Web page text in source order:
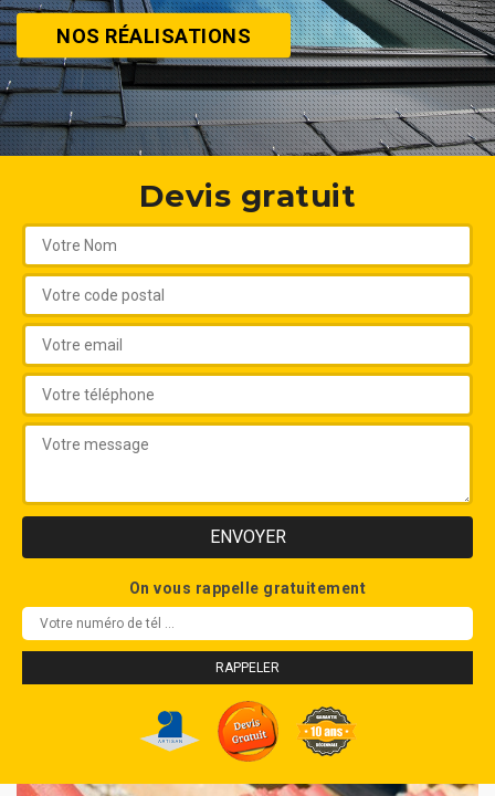
NOS RÉALISATIONS
Devis gratuit
On vous rappelle gratuitement